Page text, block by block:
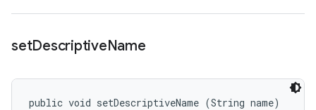
setDescriptiveName
public void setDescriptiveName (String name)